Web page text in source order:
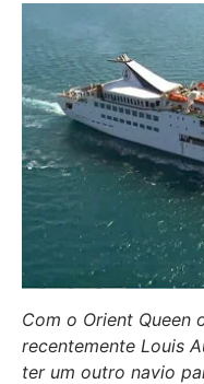
Com o Orient Queen
recentemente Louis
ter um outro navio